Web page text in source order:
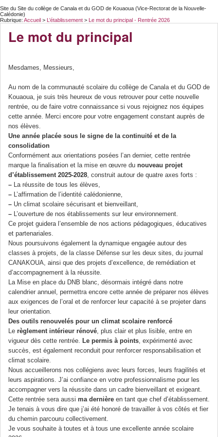
Site du Site du collège de Canala et du GOD de Kouaoua (Vice-Rectorat de la Nouvelle-
Calédonie)
Rubrique: Accueil > L’établissement > Le mot du principal - Rentrée 2026
Le mot du principal
Mesdames, Messieurs,
Au nom de la communauté scolaire du collège de Canala et du GOD de
Kouaoua, je suis très heureux de vous retrouver pour cette nouvelle
rentrée, ou de faire votre connaissance si vous rejoignez nos équipes
cette année. Merci encore pour votre engagement constant auprès de
nos élèves.
Une année placée sous le signe de la continuité et de la
consolidation
Conformément aux orientations posées l’an dernier, cette rentrée
marque la finalisation et la mise en œuvre du nouveau projet
d’établissement 2025-2028 , construit autour de quatre axes forts :
– La réussite de tous les élèves,
– L’affirmation de l’identité calédonienne,
– Un climat scolaire sécurisant et bienveillant,
– L’ouverture de nos établissements sur leur environnement.
Ce projet guidera l’ensemble de nos actions pédagogiques, éducatives
et partenariales.
Nous poursuivons également la dynamique engagée autour des
classes à projets, de la classe Défense sur les deux sites, du journal
CANAKOUA, ainsi que des projets d’excellence, de remédiation et
d’accompagnement à la réussite.
La Mise en place du DNB blanc, désormais intégré dans notre
calendrier annuel, permettra encore cette année de préparer nos élèves
aux exigences de l’oral et de renforcer leur capacité à se projeter dans
leur orientation.
Des outils renouvelés pour un climat scolaire renforcé
Le règlement intérieur rénové , plus clair et plus lisible, entre en
vigueur dès cette rentrée. Le permis à points , expérimenté avec
succès, est également reconduit pour renforcer responsabilisation et
climat scolaire.
Nous accueillerons nos collégiens avec leurs forces, leurs fragilités et
leurs aspirations. J’ai confiance en votre professionnalisme pour les
accompagner vers la réussite dans un cadre bienveillant et exigeant.
Cette rentrée sera aussi ma dernière en tant que chef d’établissement.
Je tenais à vous dire que j’ai été honoré de travailler à vos côtés et fier
du chemin parcouru collectivement.
Je vous souhaite à toutes et à tous une excellente année scolaire